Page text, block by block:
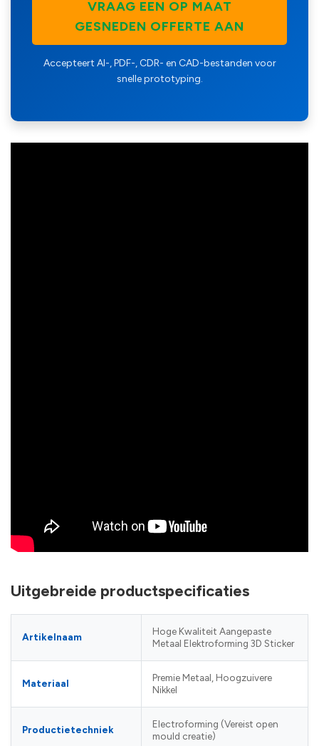
VRAAG EEN OP MAAT
GESNEDEN OFFERTE AAN
Accepteert AI-, PDF-, CDR- en CAD-bestanden voor
snelle prototyping.
Uitgebreide productspecificaties
Artikelnaam
Hoge Kwaliteit Aangepaste
Metaal Elektroforming 3D Sticker
Materiaal
Premie Metaal, Hoogzuivere
Nikkel
Productietechniek
Electroforming (Vereist open
mould creatie)